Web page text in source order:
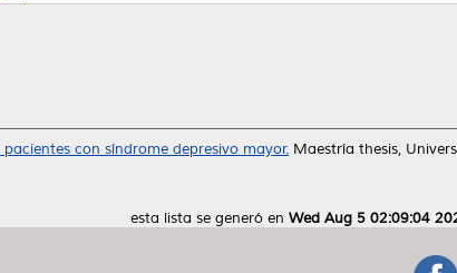
con síndrome depresivo mayor. Maestría thesis,
esta lista se generó en Wed Aug 5 02:09:04